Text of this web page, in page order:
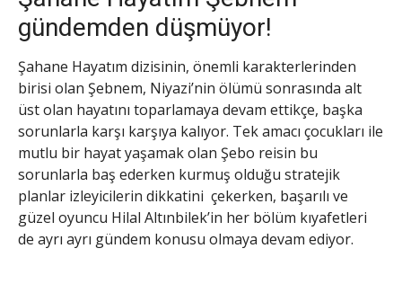
gündemden düşmüyor!
Şahane Hayatım dizisinin, önemli karakterlerinden
birisi olan Şebnem, Niyazi’nin ölümü sonrasında alt
üst olan hayatını toparlamaya devam ettikçe, başka
sorunlarla karşı karşıya kalıyor. Tek amacı çocukları ile
mutlu bir hayat yaşamak olan Şebo reisin bu
sorunlarla baş ederken kurmuş olduğu stratejik
planlar izleyicilerin dikkatini çekerken, başarılı ve
güzel oyuncu Hilal Altınbilek’in her bölüm kıyafetleri
de ayrı ayrı gündem konusu olmaya devam ediyor.